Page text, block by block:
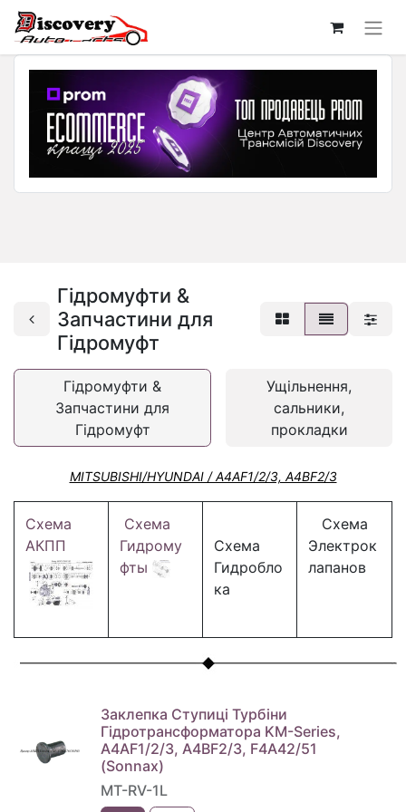
Гідромуфти &
Запчастини для
Гідромуфт
Гідромуфти &
Запчастини для
Гідромуфт
Ущільнення,
сальники,
прокладки
MITSUBISHI/HYUNDAI / A4AF1/2/3, A4BF2/3
Схема
АКПП
Схема
Гидрому
фты
Схема
Гидробло
ка
Схема
Электрок
лапанов
Заклепка Ступиці Турбіни
Гідротрансформатора KM-Series,
A4AF1/2/3, A4BF2/3, F4A42/51
(Sonnax)
MT-RV-1L